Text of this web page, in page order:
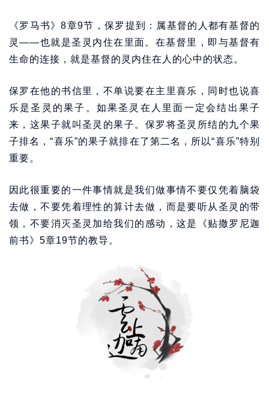
《罗马书》8章9节，保罗提到：属基督的人都有基督的
灵——也就是圣灵内住在里面。在基督里，即与基督有
生命的连接，就是基督的灵内住在人的心中的状态。
保罗在他的书信里，不单说要在主里喜乐，同时也说喜
乐是圣灵的果子。如果圣灵在人里面一定会结出果子
来，这果子就叫圣灵的果子。保罗将圣灵所结的九个果
子排名，“喜乐”的果子就排在了第二名，所以“喜乐”特别
重要。
因此很重要的一件事情就是我们做事情不要仅凭着脑袋
去做，不要凭着理性的算计去做，而是要听从圣灵的带
领，不要消灭圣灵加给我们的感动，这是《贴撒罗尼迦
前书》5章19节的教导。